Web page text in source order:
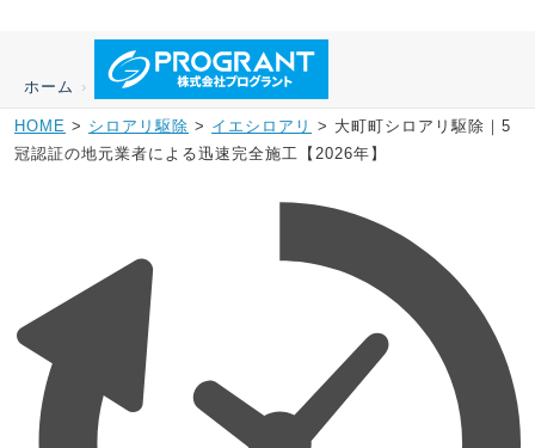
ホーム ›
HOME > シロアリ駆除 > イエシロアリ > 大町町シロアリ駆除｜5
冠認証の地元業者による迅速完全施工【2026年】